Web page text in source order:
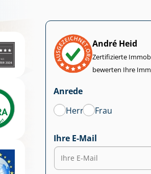
André Heid
Zertifizierte
bewerten Ihre
Anrede
Herr
Frau
Ihre E-Mail